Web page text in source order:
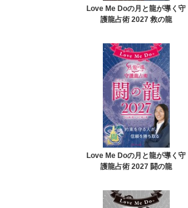
Love Me Doの月と龍が導く守
護龍占術 2027 救の龍
Love Me Doの月と龍が導く守
護龍占術 2027 闘の龍